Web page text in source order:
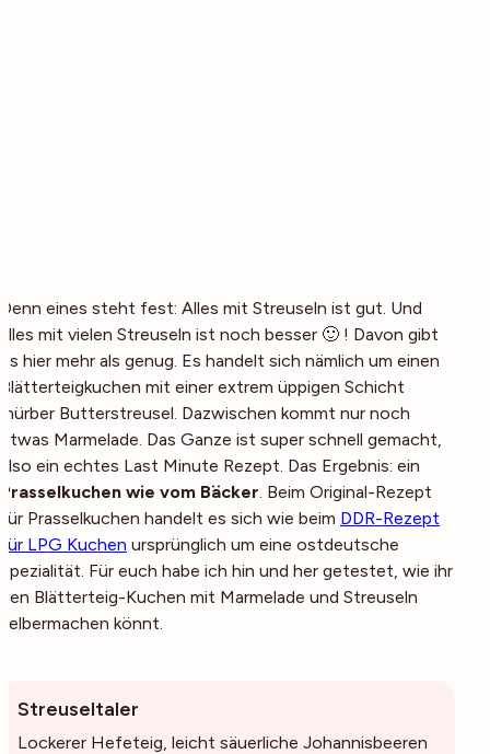
Denn eines steht fest: Alles mit Streuseln ist gut. Und
alles mit vielen Streuseln ist noch besser 🙂 ! Davon gibt
es hier mehr als genug. Es handelt sich nämlich um einen
Blätterteigkuchen mit einer extrem üppigen Schicht
mürber Butterstreusel. Dazwischen kommt nur noch
etwas Marmelade. Das Ganze ist super schnell gemacht,
also ein echtes Last Minute Rezept. Das Ergebnis: ein
Prasselkuchen wie vom Bäcker. Beim Original-Rezept
für Prasselkuchen handelt es sich wie beim DDR-Rezept
für LPG Kuchen ursprünglich um eine ostdeutsche
Spezialität. Für euch habe ich hin und her getestet, wie ihr
den Blätterteig-Kuchen mit Marmelade und Streuseln
selbermachen könnt.
Streuseltaler
Lockerer Hefeteig, leicht säuerliche Johannisbeeren